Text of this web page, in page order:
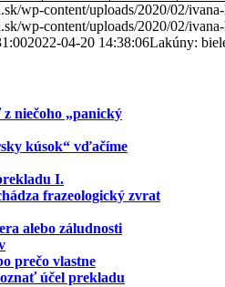
wp-content/uploads/2020/02/
wp-content/uploads/2020/02/
2022-04-20 14:38:06Lakúny:
niečoho „panický
kúsok“ vďačíme
I.
frazeologický zvrat
alebo záludnosti
prečo vlastne
účel prekladu